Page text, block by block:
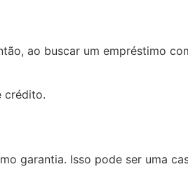
ao buscar um empréstimo
crédito.
garantia. Isso pode ser uma